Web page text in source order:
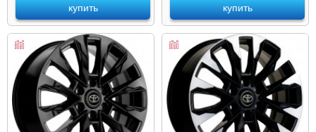
купить купить